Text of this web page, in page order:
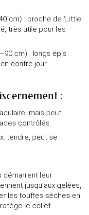
cm) : proche de ‘Little
très utile pour les
cm) : longs épis
contre-jour.
:
mais peut
contrôlés.
tendre, peut se
démarrent leur
jusqu’aux gelées,
les touffes sèches en
le collet.